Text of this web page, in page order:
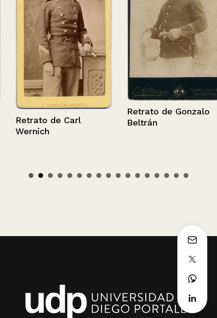
Retrato de Carl
Wernich
Retrato de Gonzalo
Beltrán